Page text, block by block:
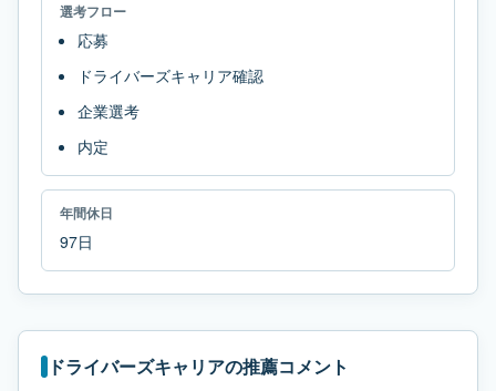
選考フロー
応募
ドライバーズキャリア確認
企業選考
内定
年間休日
97日
ドライバーズキャリアの推薦コメント